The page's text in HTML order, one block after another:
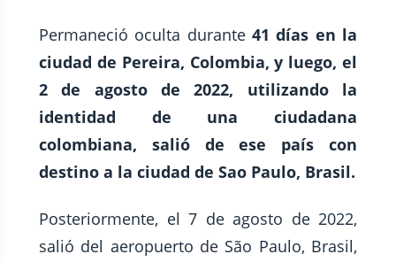
Permaneció oculta durante 41 días en la
ciudad de Pereira, Colombia, y luego, el
2 de agosto de 2022, utilizando la
identidad de una ciudadana
colombiana, salió de ese país con
destino a la ciudad de Sao Paulo, Brasil.
Posteriormente, el 7 de agosto de 2022,
salió del aeropuerto de São Paulo, Brasil,